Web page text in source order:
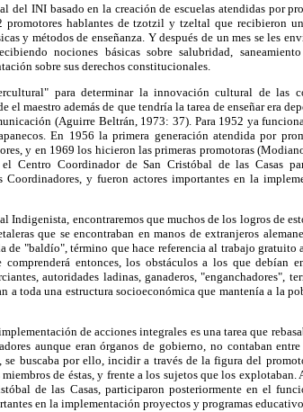
del INI basado en la creación de escuelas atendidas por
hablantes de tzotzil y tzeltal que recibieron
y métodos de enseñanza. Y después de un mes se les
nociones básicas sobre salubridad,
sobre sus derechos constitucionales.
para determinar la innovación cultural de las
el maestro además de que tendría la tarea de enseñar era
(Aguirre Beltrán, 1973: 37). Para 1952 ya
En 1956 la primera generación atendida por
y en 1969 los hicieron las primeras promotoras
Centro Coordinador de San Cristóbal de las Casas
y fueron actores importantes en la
Indigenista, encontraremos que muchos de los logros de
que se encontraban en manos de extranjeros
de "baldío", término que hace referencia al trabajo gratuito
entonces, los obstáculos a los que debían
autoridades ladinas, ganaderos, "enganchadores",
a toda una estructura socioeconómica que mantenía a la
de acciones integrales es una tarea que
aunque eran órganos de gobierno, no contaban
se buscaba por ello, incidir a través de la figura del
de éstas, y frente a los sujetos que los explotaban.
de las Casas, participaron posteriormente en el
en la implementación proyectos y programas